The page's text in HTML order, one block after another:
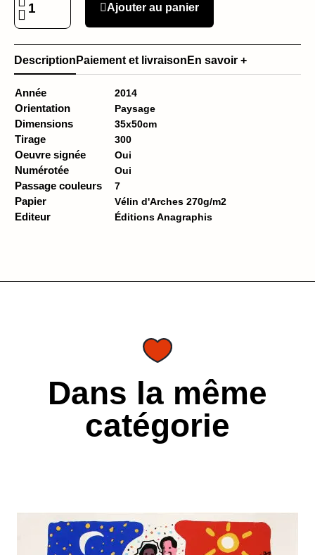
Ajouter au panier
Description Paiement et livraison En savoir +
Année 2014
Orientation Paysage
Dimensions 35x50cm
Tirage 300
Oeuvre signée Oui
Numérotée Oui
Passage couleurs 7
Papier Vélin d'Arches 270g/m2
Editeur Éditions Anagraphis
Dans la même
catégorie